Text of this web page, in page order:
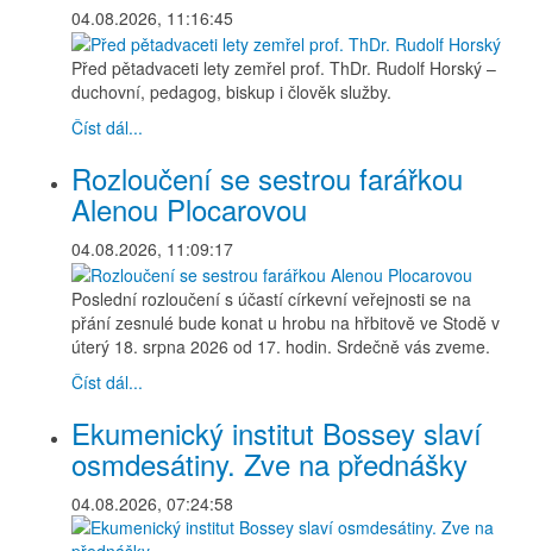
04.08.2026, 11:16:45
Před pětadvaceti lety zemřel prof. ThDr. Rudolf Horský –
duchovní, pedagog, biskup i člověk služby.
Číst dál...
Rozloučení se sestrou farářkou
Alenou Plocarovou
04.08.2026, 11:09:17
Poslední rozloučení s účastí církevní veřejnosti se na
přání zesnulé bude konat u hrobu na hřbitově ve Stodě v
úterý 18. srpna 2026 od 17. hodin. Srdečně vás zveme.
Číst dál...
Ekumenický institut Bossey slaví
osmdesátiny. Zve na přednášky
04.08.2026, 07:24:58